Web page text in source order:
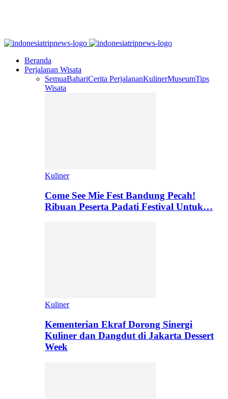
Beranda
Perjalanan Wisata
SemuaBahariCerita PerjalananKulinerMuseumTips
Wisata
Kuliner
Come See Mie Fest Bandung Pecah!
Ribuan Peserta Padati Festival Untuk…
Kuliner
Kementerian Ekraf Dorong Sinergi
Kuliner dan Dangdut di Jakarta Dessert
Week